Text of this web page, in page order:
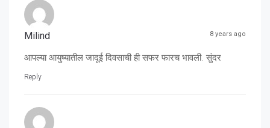
Milind 8 years ago
आपल्या आयुष्यातील जादूई दिवसाची ही सफर फारच भावली. सुंदर
Reply